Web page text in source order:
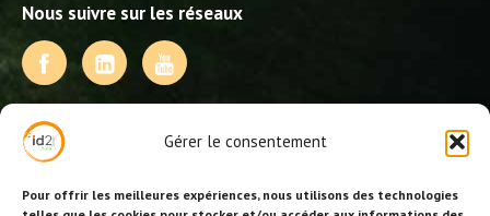
Gérer le consentement
Pour offrir les meilleures expériences, nous utilisons des technologies
Nous suivre sur les réseaux
NOS PRESTATIONS
Activités, jeux et animations BDE
Animations événementielles